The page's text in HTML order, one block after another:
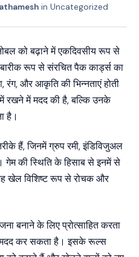
in Uncategorized
को बढ़ाने में एकदिवसीय रूप से
रूप से संरचित पैक कार्ड्स का
रंग, और आकृति की भिन्नताएं होती
रखने में मदद की है, बल्कि उनके
है।
हैं, जिनमें ग्रुप रमी, इंडिविजुअल
गेम की स्थिति के हिसाब से इनमें से
खेल विशिष्ट रूप से रोचक और
बनाने के लिए प्रोत्साहित करता
कर सकता है। इसके रूल्स